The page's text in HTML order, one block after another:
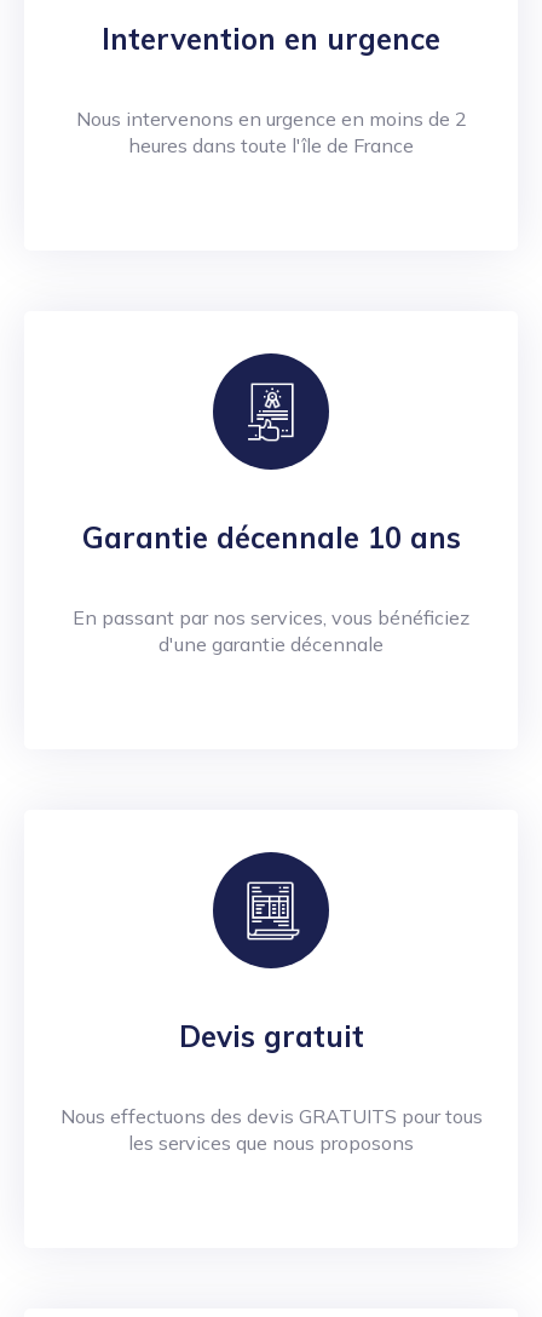
Intervention en urgence
Nous intervenons en urgence en moins de 2
heures dans toute l'île de France
Garantie décennale 10 ans
En passant par nos services, vous bénéficiez
d'une garantie décennale
Devis gratuit
Nous effectuons des devis GRATUITS pour tous
les services que nous proposons